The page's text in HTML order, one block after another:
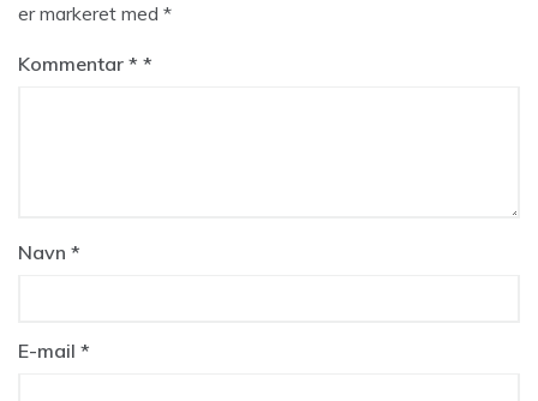
er markeret med *
Kommentar *
Navn *
E-mail *